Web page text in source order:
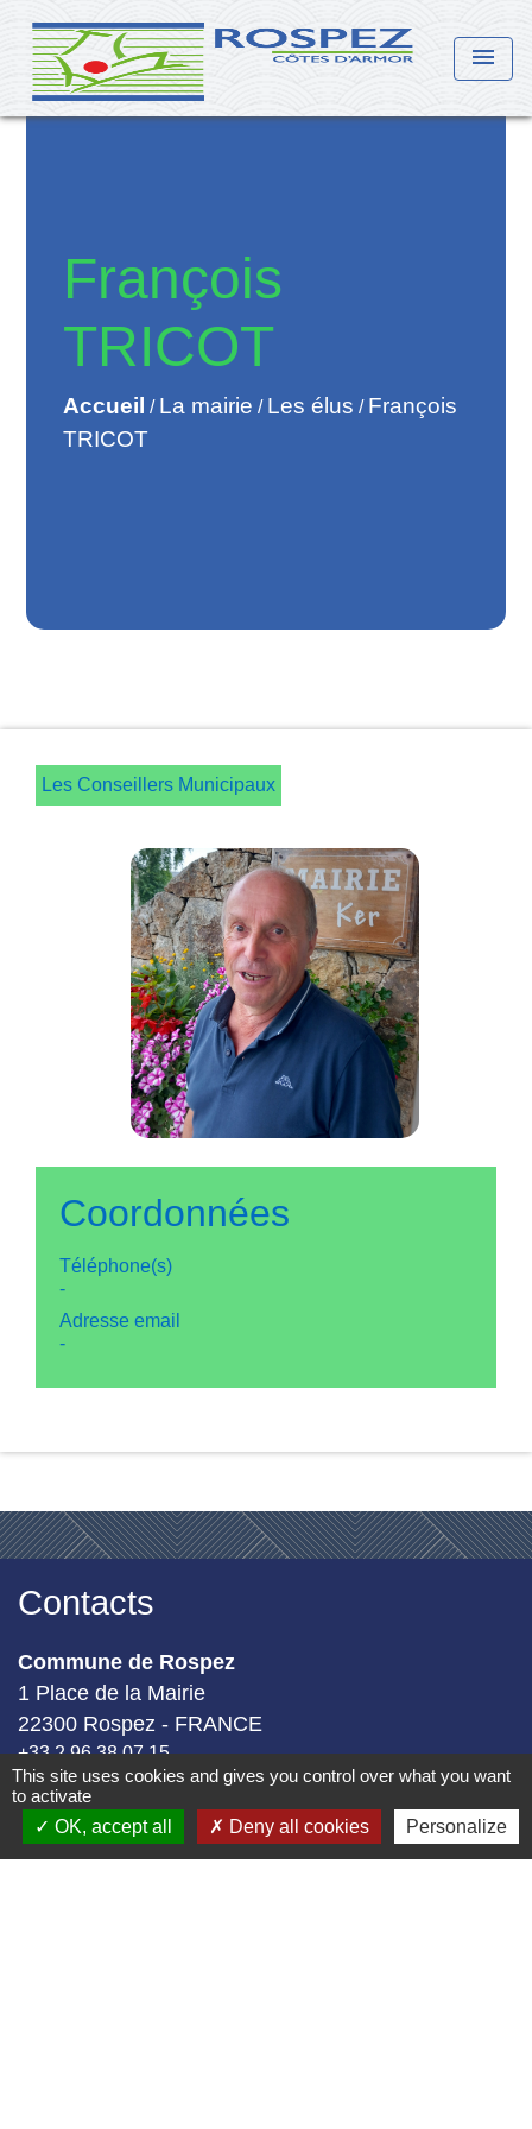
menu
François
TRICOT
Accueil / La mairie / Les élus / François
TRICOT
Les Conseillers Municipaux
Coordonnées
Téléphone(s)
-
Adresse email
-
Contacts
Commune de Rospez
1 Place de la Mairie
22300 Rospez - FRANCE
+33 2 96 38 07 15
Formulaire de contact
This site uses cookies and gives you control over what you want
to activate
OK, accept all
Deny all cookies Personalize